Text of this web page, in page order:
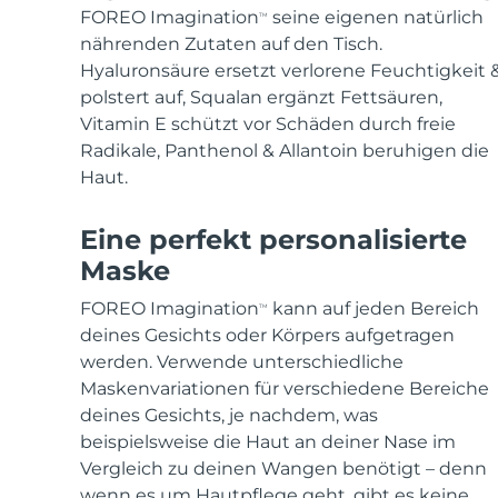
FOREO ImaginationTM
seine eigenen natürlich
nährenden Zutaten auf den Tisch.
Hyaluronsäure ersetzt verlorene Feuchtigkeit
polstert auf, Squalan ergänzt Fettsäuren,
Vitamin E schützt vor Schäden durch freie
Radikale, Panthenol & Allantoin beruhigen die
Haut.
Eine perfekt personalisierte
Maske
FOREO ImaginationTM
kann auf jeden Bereich
deines Gesichts oder Körpers aufgetragen
werden. Verwende unterschiedliche
Maskenvariationen für verschiedene Bereiche
deines Gesichts, je nachdem, was
beispielsweise die Haut an deiner Nase im
Vergleich zu deinen Wangen benötigt – denn